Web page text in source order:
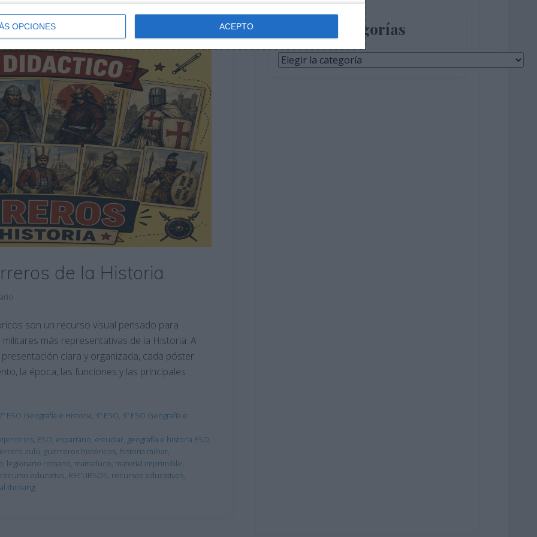
OPCIONES ACEPTO
de la Historia
son un recurso visual pensado para
más representativas de la Historia. A
clara y organizada, cada póster
la época, las funciones y las principales
ESO Geografía e Historia, 3º ESO, 3º ESO Geografía e
, ESO, espartano, estudiar, geografía e historia ESO,
zulú, guerreros históricos, historia militar,
, legionario romano, mameluco, material imprimible,
recurso educativo, RECURSOS, recursos educativos,
thinking
Categorías
Categorías